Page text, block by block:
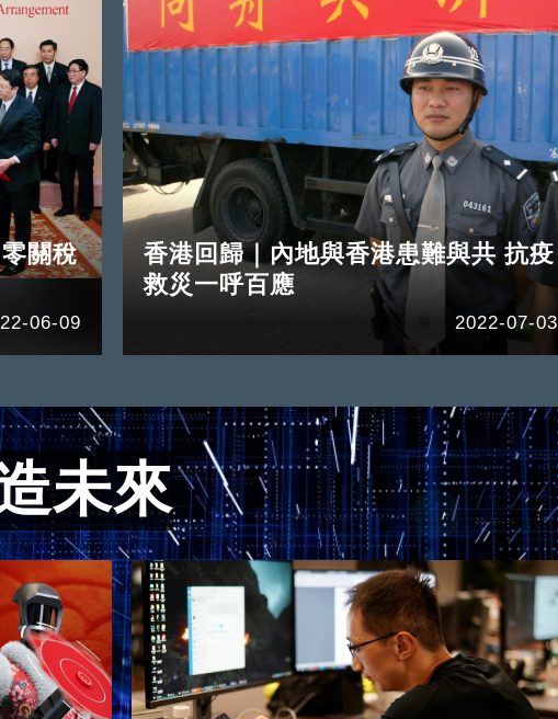
關稅
06-09
香港回歸｜內地與香港患難與共 抗疫
救災一呼百應
2022-07-03
未來